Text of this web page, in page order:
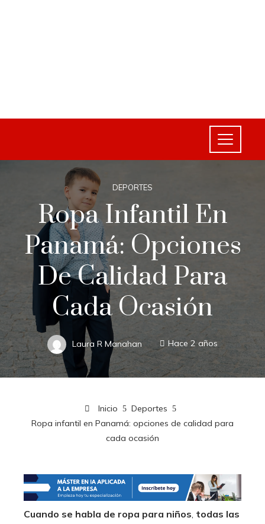
DEPORTES
Ropa Infantil En
Panamá: Opciones
De Calidad Para
Cada Ocasión
Laura R Manahan Hace 2 años
Inicio
Deportes
Ropa infantil en Panamá: opciones de calidad para
cada ocasión
Cuando se habla de ropa para niños, todas las